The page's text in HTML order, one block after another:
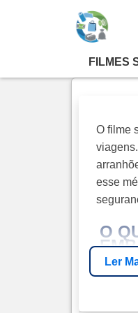
FILMES
O filme
esse
O
O filme
Ler